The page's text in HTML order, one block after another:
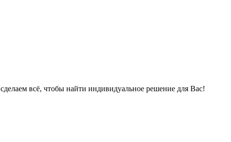
всё, чтобы найти индивидуальное решение для Вас!